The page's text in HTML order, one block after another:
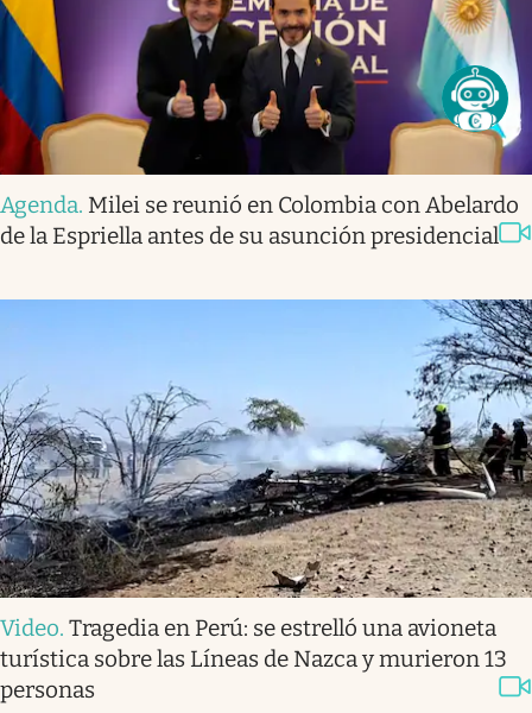
Agenda. Milei se reunió en Colombia con Abelardo
de la Espriella antes de su asunción presidencial
Video. Tragedia en Perú: se estrelló una avioneta
turística sobre las Líneas de Nazca y murieron 13
personas